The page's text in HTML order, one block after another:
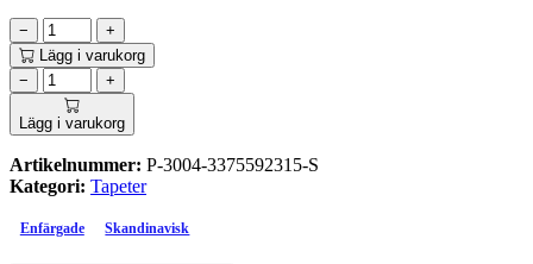
−
+
Lägg i varukorg
−
+
Lägg i varukorg
Artikelnummer: P-3004-3375592315-S
Kategori: Tapeter
Enfärgade Skandinavisk